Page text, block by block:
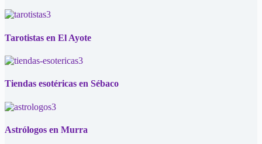
Tarotistas en El Ayote
Tiendas esotéricas en Sébaco
Astrólogos en Murra